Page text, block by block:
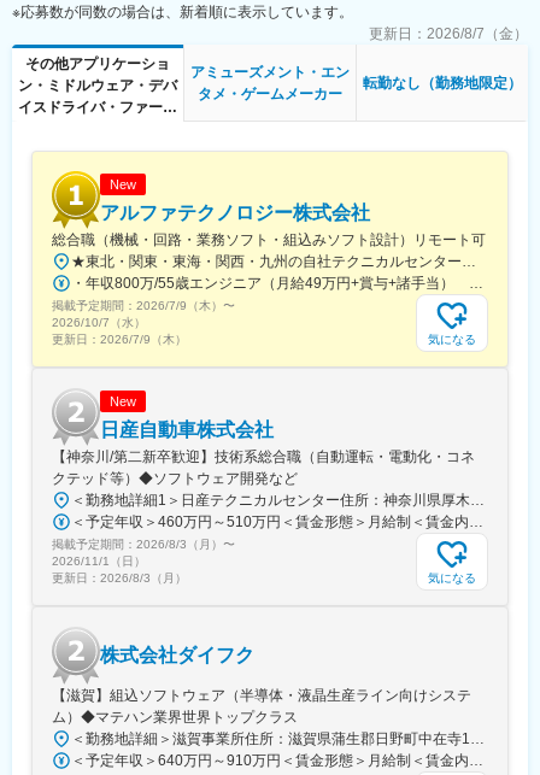
（3）中途入社社員が大部分を占めており、新卒、中途入社を合わ
せて3000名以上のスタッフで構成されております。規模は順調に
拡大していますが、非常に風通しがよく様々な価値観の人材が集
まっている会社です。
（4）ベンチャー企業でありながらも、サイバーエージェントグル
ープの一員として福利厚生はサイバーエージェントと同様のもの
変更の範囲：本文参照
※応募数が同数の場合は、新着順に表示しています。
更新日： 2026/8/7（金）
その他アプリケーショ
ン・ミドルウェア・デバ
イスドライバ・ファーム
アミューズメント・エン
タメ・ゲームメーカー
転勤なし（勤務地限定）
New
アルファテクノロジー株式会社
総合職（機械・回路・業務ソフト・組込みソフト設計）リモート可
★東北・関東・東海・関西・九州の自社テクニカルセンター（4月1日に名古屋支店を開設しました）※勤務地は希望を考慮して決定※原則はテクニカルセンター勤務ですが、都内などの主要取引先での勤務になる可能性もあります。※原則、エリアを越える転勤はありません※U・Iターン歓迎！支援制度有（引越し費用等を会社が全額負担）規定有◆仙台テクニカルセンター／宮城県仙台市泉区泉中央1-16-6 泉中央ビル8階・地下鉄南北線「泉中央駅」より徒歩1分◆名古屋支店/愛知県名古屋市中区栄3丁目2-3 名古屋日興證券ビル4階（2026年4月1日開設）◆大阪テクニカルセンター/大阪府大阪市北区梅田2-1-22 野村不動産西梅田ビル6階・地下鉄四つ橋線「西梅田駅」より徒歩1分◆新横浜テクニカルセンター/神奈川県横浜市港北区新横浜2－3－4 クレシェンドビル3階・JR横浜線・新幹線、横浜市営地下鉄「新横浜駅」より徒歩5分◆福岡テクニカルセンター（近日開設予定）・福岡県福岡市博多区博多駅東1-12-6 花村ビル9階★各テクニカルセンターの状況は、下記別項目でご確認ください。
・年収800万/55歳エンジニア（月給49万円+賞与+諸手当） ・年収550万/27歳エンジニア（月給31万円+賞与+諸手当）
掲載予定期間： 2026/7/9（木） 〜
2026/10/7（水）
更新日： 2026/7/9（木） 気になる
New
日産自動車株式会社
【神奈川/第二新卒歓迎】技術系総合職（自動運転・電動化・コネ
クテッド等）◆ソフトウェア開発など
＜勤務地詳細1＞日産テクニカルセンター住所：神奈川県厚木市岡津古久560-2 日産テクニカルセンター 勤務地最寄駅：小田急電鉄小田原線／愛甲石田駅受動喫煙対策：屋内全面禁煙＜勤務地詳細2＞日産先進技術開発センター住所：神奈川県厚木市森の里青山1-1 勤務地最寄駅：小田急電鉄小田原線／愛甲石田駅受動喫煙対策：屋内全面禁煙＜勤務地詳細3＞日産追浜工場/総合研究所住所：神奈川県横須賀市夏島町1 勤務地最寄駅：京浜急行線／追浜駅受動喫煙対策：屋内全面禁煙変更の範囲：国内・海外各拠点、会社の指定する場所
＜予定年収＞460万円～510万円＜賃金形態＞月給制＜賃金内訳＞月額（基本給）：233,000円～260,000円＜月給＞233,000円～260,000円＜昇給有無＞有＜残業手当＞有＜給与補足＞※給与詳細は、経験や能力等を考慮し、規定により決定します。※賞与金額は参考値であり、実際の支給時期、金額、支払い条件等については都度決定されます。■昇給：年1回■賞与：年2回（目安値/6ヶ月分）賃金はあくまでも目安の金額であり、選考を通じて上下する可能性があります。月給(月額)は固定手当を含めた表記です。
掲載予定期間： 2026/8/3（月） 〜
2026/11/1（日）
更新日： 2026/8/3（月） 気になる
株式会社ダイフク
【滋賀】組込ソフトウェア（半導体・液晶生産ライン向けシステ
ム）◆マテハン業界世界トップクラス
＜勤務地詳細＞滋賀事業所住所：滋賀県蒲生郡日野町中在寺1225 勤務地最寄駅：JR東海道本線／近江八幡駅受動喫煙対策：屋内全面禁煙変更の範囲：東京・大阪・小牧・滋賀その他国内すべての事務所および海外拠点
＜予定年収＞640万円～910万円＜賃金形態＞月給制＜賃金内訳＞月額（基本給）：280,000円～390,000円＜月給＞280,000円～390,000円＜昇給有無＞有＜残業手当＞有＜給与補足＞※上記年収は目安であり、詳細はスキル・経験を考慮し決定いたします。賞与あり 年2回（7月、12月）2026度実績 年間9.12カ月※入社1年目の賞与は支給制限があります。賃金はあくまでも目安の金額であり、選考を通じて上下する可能性があります。月給(月額)は固定手当を含めた表記です。